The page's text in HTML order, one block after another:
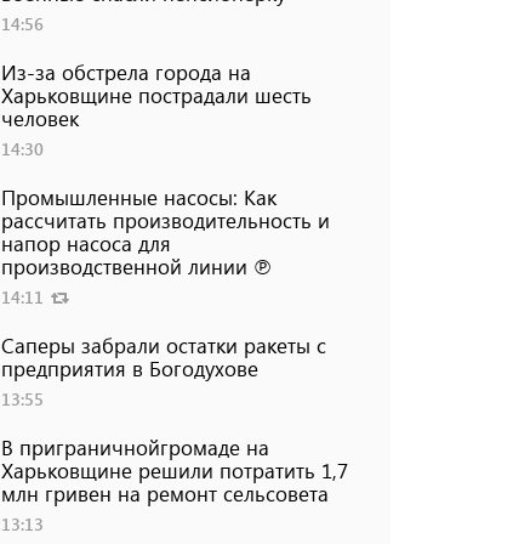
14:56
Из-за обстрела города на
Харьковщине пострадали шесть
человек
14:30
Промышленные насосы: Как
рассчитать производительность и
напор насоса для
производственной линии ℗
14:11
Саперы забрали остатки ракеты с
предприятия в Богодухове
13:55
В приграничнойгромаде на
Харьковщине решили потратить 1,7
млн ​​гривен на ремонт сельсовета
13:13